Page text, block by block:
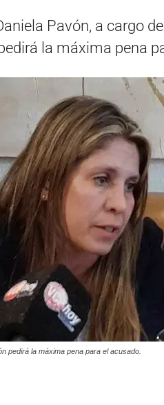
Pavón, a cargo
la máxima pena
pedirá la máxima pena para el acusado.